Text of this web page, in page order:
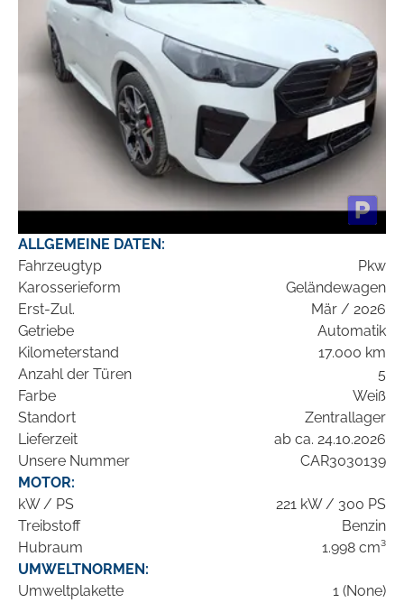
ALLGEMEINE DATEN:
Fahrzeugtyp
Pkw
Karosserieform
Geländewagen
Erst-Zul.
Mär / 2026
Getriebe
Automatik
Kilometerstand
17.000 km
Anzahl der Türen
5
Farbe
Weiß
Standort
Zentrallager
Lieferzeit
ab ca. 24.10.2026
Unsere Nummer
CAR3030139
MOTOR:
kW / PS
221 kW / 300 PS
Treibstoff
Benzin
Hubraum
1.998 cm³
UMWELTNORMEN:
Umweltplakette
1 (None)